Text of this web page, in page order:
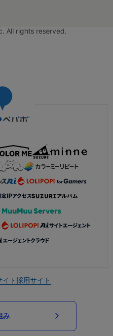
All rights reserved.
イト採用サイト
み